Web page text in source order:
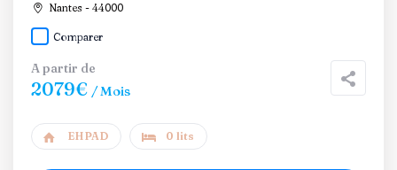
Nantes - 44000
Comparer
A partir de
2079€ / Mois
EHPAD 0 lits